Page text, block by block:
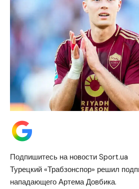
Подпишитесь на новости Sport.ua
Турецкий «Трабзонспор» решил
нападающего Артема Довбика.